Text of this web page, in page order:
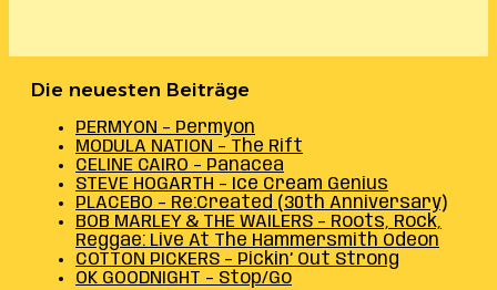
Die neuesten Beiträge
PERMYON – Permyon
MODULA NATION – The Rift
CELINE CAIRO – Panacea
STEVE HOGARTH – Ice Cream Genius
PLACEBO – Re:Created (30th Anniversary)
BOB MARLEY & THE WAILERS – Roots, Rock,
Reggae: Live At The Hammersmith Odeon
COTTON PICKERS – Pickin’ Out Strong
OK GOODNIGHT – Stop/Go